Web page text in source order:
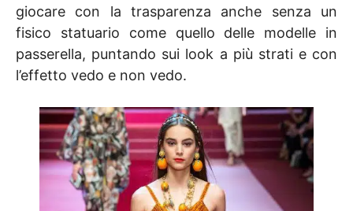
giocare con la trasparenza anche senza un
fisico statuario come quello delle modelle in
passerella, puntando sui look a più strati e con
l’effetto vedo e non vedo.